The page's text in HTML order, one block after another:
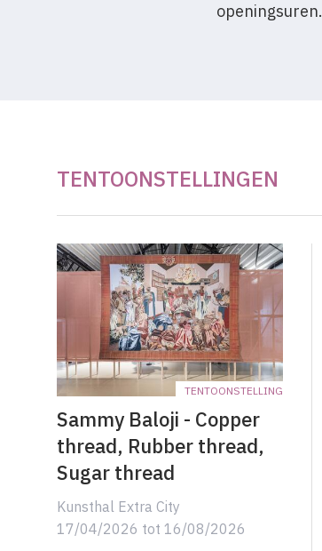
openingsuren.
TENTOONSTELLINGEN
TENTOONSTELLING
Sammy Baloji - Copper
thread, Rubber thread,
Sugar thread
Kunsthal Extra City
17/04/2026 tot 16/08/2026